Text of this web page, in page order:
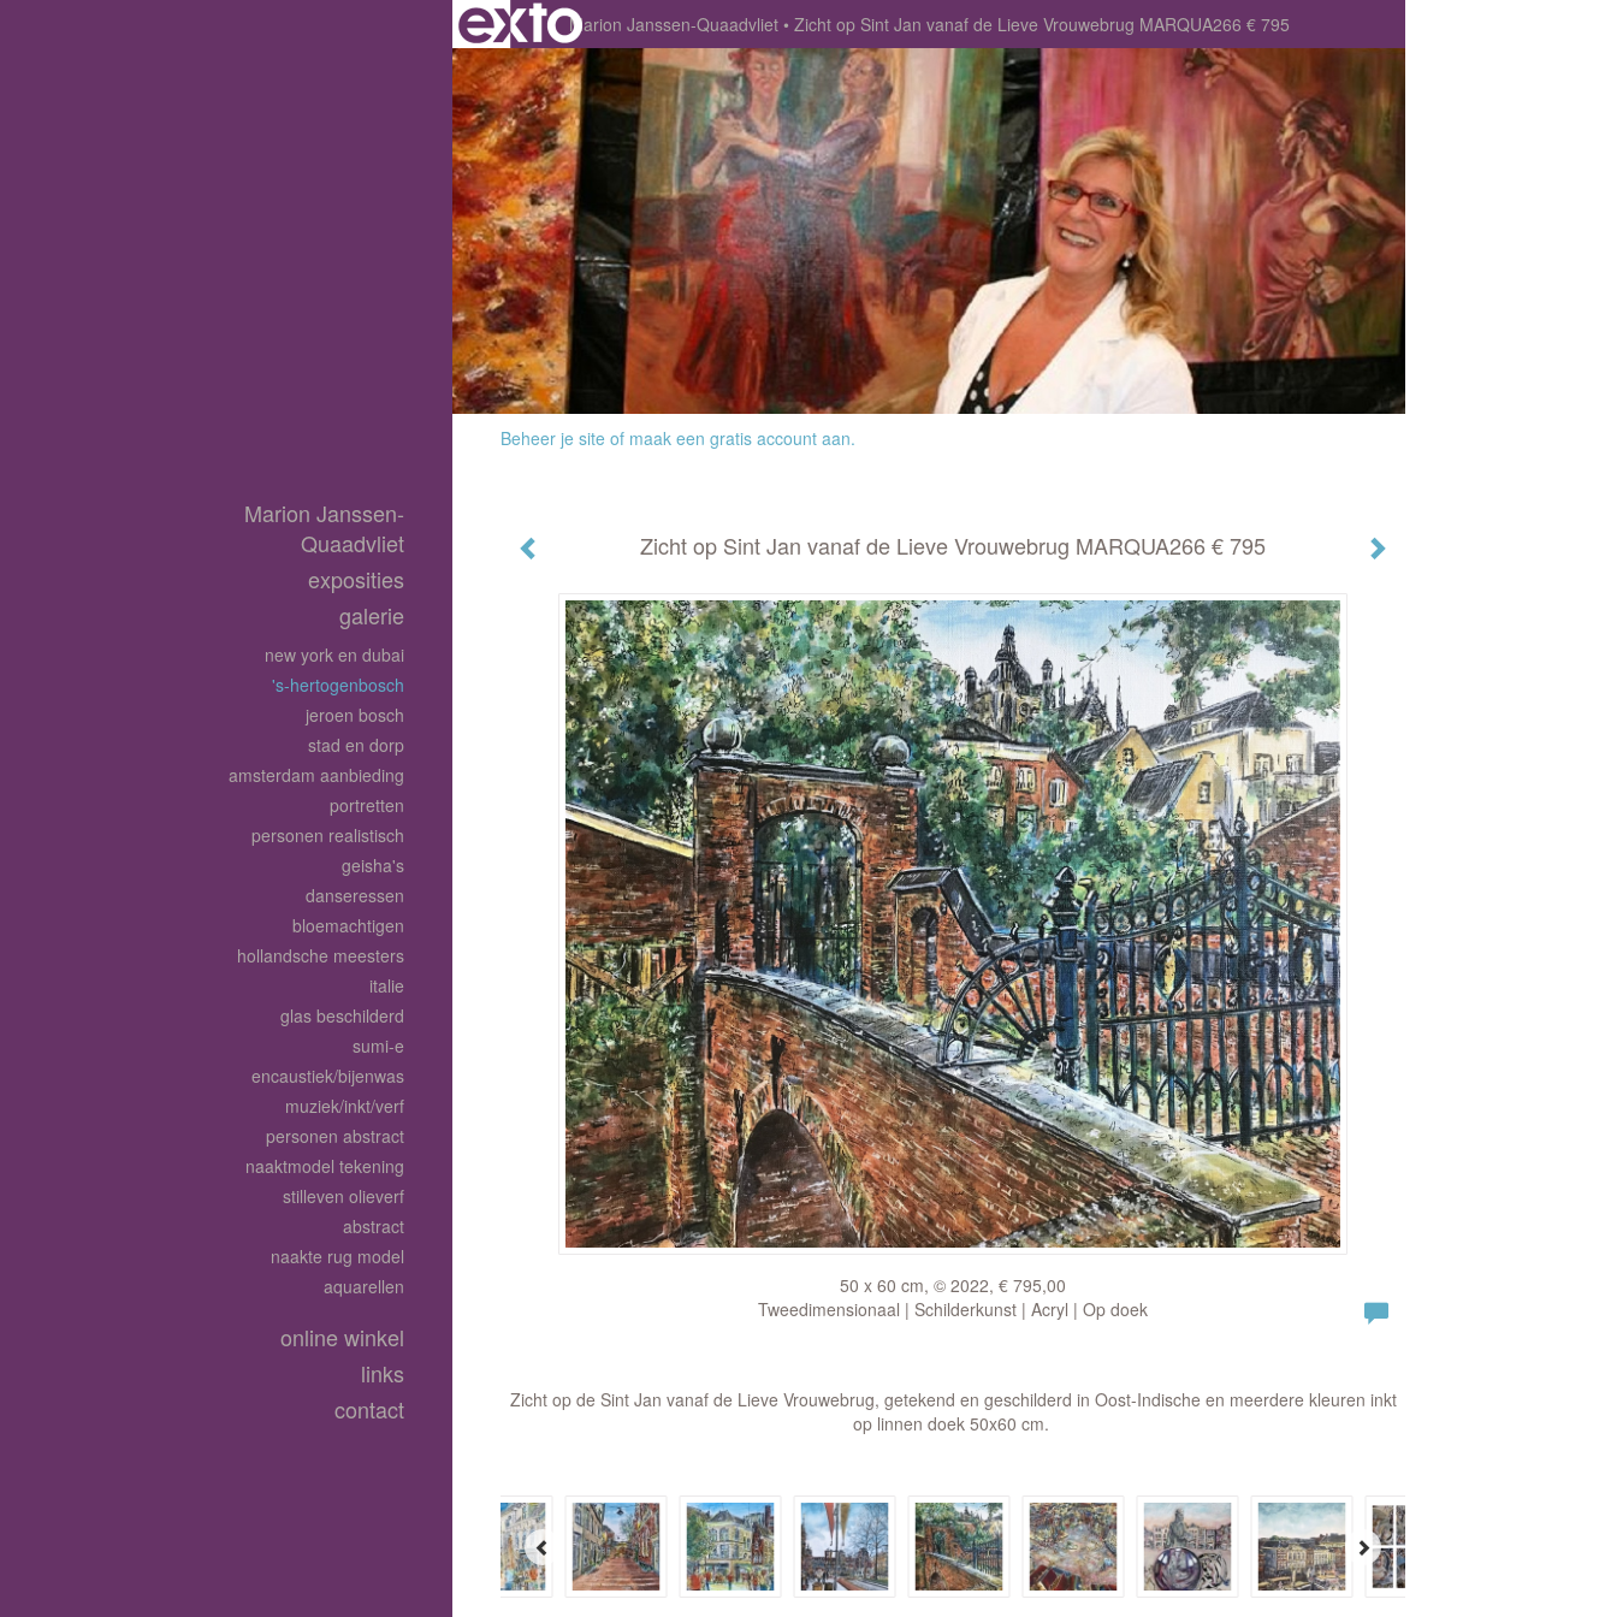
Marion Janssen-Quaadvliet Zicht op Sint Jan vanaf de Lieve Vrouwebrug MARQUA266 € 795
Beheer je site of maak een gratis account aan.
Zicht op Sint Jan vanaf de Lieve Vrouwebrug MARQUA266 € 795
50 x 60 cm, © 2022, € 795,00
Tweedimensionaal | Schilderkunst | Acryl | Op doek
Zicht op de Sint Jan vanaf de Lieve Vrouwebrug, getekend en geschilderd in Oost-Indische en meerdere kleuren inkt
op linnen doek 50x60 cm.
Marion Janssen-
Quaadvliet
exposities
galerie
new york en dubai
's-hertogenbosch
jeroen bosch
stad en dorp
amsterdam aanbieding
portretten
personen realistisch
geisha's
danseressen
bloemachtigen
hollandsche meesters
italie
glas beschilderd
sumi-e
encaustiek/bijenwas
muziek/inkt/verf
personen abstract
naaktmodel tekening
stilleven olieverf
abstract
naakte rug model
aquarellen
online winkel
links
contact